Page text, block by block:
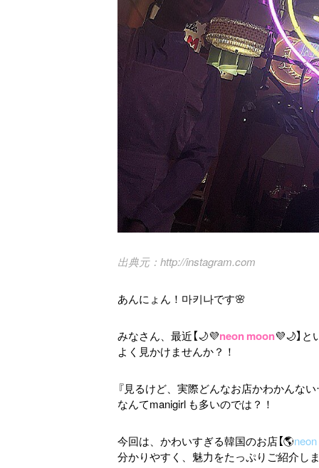
http://instagram.com
あんにょん！마키나です🌸
みなさん、最近【🌙💜neon moon💜🌙】
よく見かけませんか？！
『見るけど、実際どんなお店かわかんな
なんてmanigirl も多いのでは？！
今回は、かわいすぎる韓国のお店【🌎
分かりやすく、魅力をたっぷりご紹介し